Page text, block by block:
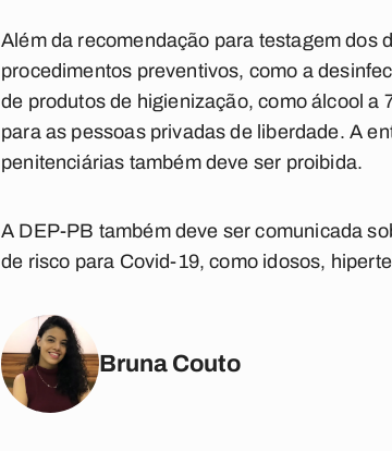
Além da recomendação para testagem dos
procedimentos preventivos, como a
de produtos de higienização, como álcool
para as pessoas privadas de liberdade. A
penitenciárias também deve ser proibida.
A DEP-PB também deve ser comunicada
de risco para Covid-19, como idosos,
Bruna Couto